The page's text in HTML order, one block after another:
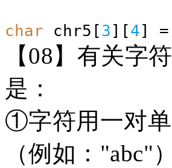
char chr5[3 ][4]
【08】有关字
是：
①字符用一对
（例如："abc"